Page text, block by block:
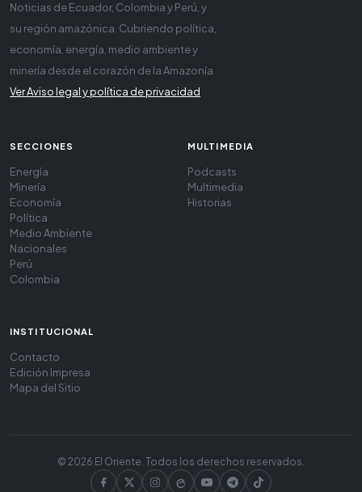
Noticias de Ecuador, Colombia y Perú, y
su región amazónica. Cubriendo política,
economía, energía, medio ambiente y
minería desde el corazón de la Amazonía
Ver Aviso legal y política de privacidad
SECCIONES
Energía
Minería
Economía
Política
Medio Ambiente
Nacionales
Perú
Colombia
MULTIMEDIA
Podcasts
Multimedia
Historias
INSTITUCIONAL
Contacto
Edición Impresa
Mapa del Sitio
© 2026 El Oriente. Todos los derechos reservados.